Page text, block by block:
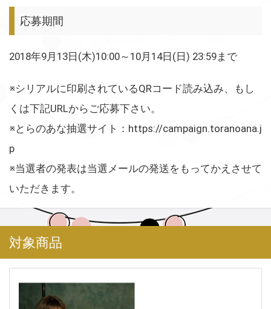
応募期間
2018年9月13日(木)10:00～10月14日(日) 23:59まで
※シリアルに印刷されているQRコード読み込み、もし
くは下記URLからご応募下さい。
※とらのあな抽選サイト：https://campaign.toranoana.j
p
※当選者の発表は当選メールの発送をもってかえさせて
いただきます。
対象商品